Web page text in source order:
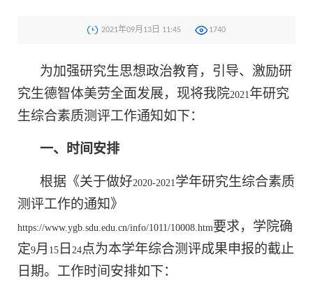
2021年09月13日 11:45 1740
为加强研究生思想政治教育，引导、激励研
究生德智体美劳全面发展，现将我院2021年研究
生综合素质测评工作通知如下：
一、时间安排
根据《关于做好2020-2021学年研究生综合素质
测评工作的通知》
https://www.ygb.sdu.edu.cn/info/1011/10008.htm要求，学院确
定9月 15 日 24点为本学年综合测评成果申报的截止
日期。工作时间安排如下：